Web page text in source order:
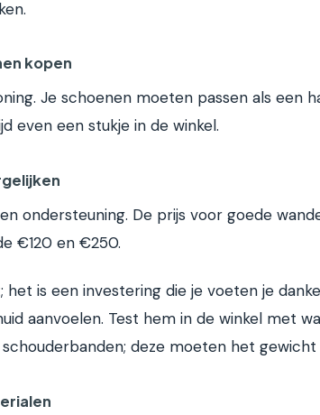
kopen
Je schoenen moeten passen als een
even een stukje in de winkel.
ondersteuning. De prijs voor goede
€120 en €250.
het is een investering die je voeten je
aanvoelen. Test hem in de winkel met
deze moeten het